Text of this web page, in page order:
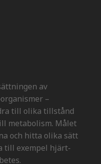
av
–
till olika tillstånd
metabolism. Målet
och hitta olika sätt
till exempel hjärt-